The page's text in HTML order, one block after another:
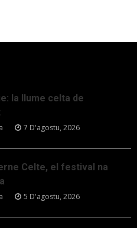
la llume celta de
7 D'agostu, 2026
Celte, el festival na
5 D'agostu, 2026